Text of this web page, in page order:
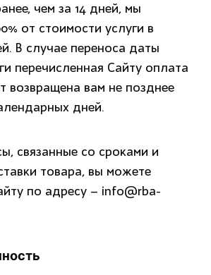
чем за 14 дней, мы
от стоимости услуги в
В случае переноса даты
перечисленная Сайту оплата
возвращена вам не позднее
дней.
связанные со сроками и
товара, вы можете
по адресу – info@rba-